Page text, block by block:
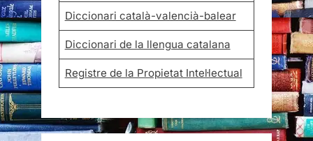
Diccionari català-valencià-balear
Diccionari de la llengua catalana
Registre de la Propietat Intel·lectual